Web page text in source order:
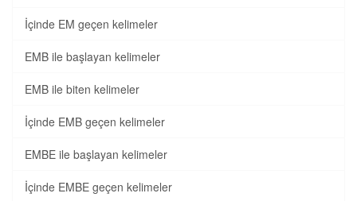
İçinde EM geçen kelimeler
EMB ile başlayan kelimeler
EMB ile biten kelimeler
İçinde EMB geçen kelimeler
EMBE ile başlayan kelimeler
İçinde EMBE geçen kelimeler